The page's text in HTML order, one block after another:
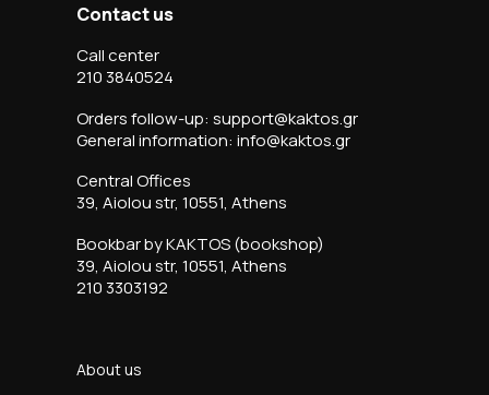
Contact us
Call center
210 3840524
Orders follow-up: support@kaktos.gr
General information: info@kaktos.gr
Central Offices
39, Aiolou str, 10551, Athens
Bookbar by KAKTOS (bookshop)
39, Aiolou str, 10551, Athens
210 3303192
About us